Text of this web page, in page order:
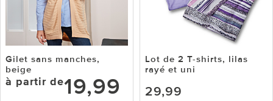
Gilet sans manches,
beige
à partir de19,99
Lot de 2 T-shirts, lilas
rayé et uni
29,99